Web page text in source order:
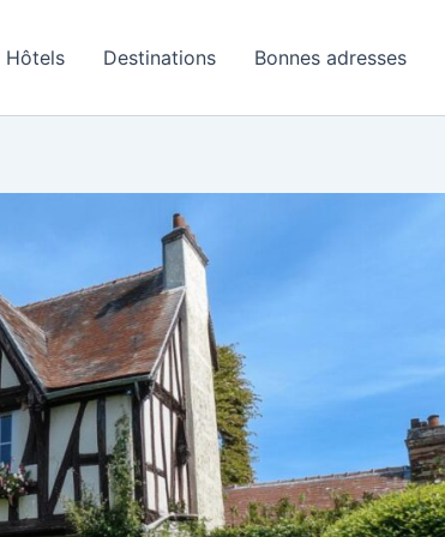
Hôtels Destinations Bonnes adresses